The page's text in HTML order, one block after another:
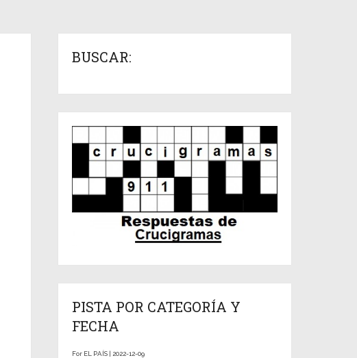
BUSCAR:
PISTA POR CATEGORÍA Y
FECHA
For EL PAÍS | 2022-12-09